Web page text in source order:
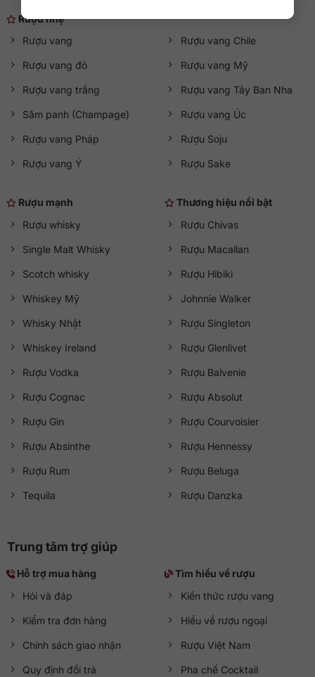
Rượu nhẹ
Rượu vang
Rượu vang đỏ
Rượu vang trắng
Sâm panh (Champage)
Rượu vang Pháp
Rượu vang Ý
Rượu vang Chile
Rượu vang Mỹ
Rượu vang Tây Ban Nha
Rượu vang Úc
Rượu Soju
Rượu Sake
Rượu mạnh
Rượu whisky
Single Malt Whisky
Scotch whisky
Whiskey Mỹ
Whisky Nhật
Whiskey Ireland
Rượu Vodka
Rượu Cognac
Rượu Gin
Rượu Absinthe
Rượu Rum
Tequila
Thương hiệu nổi bật
Rượu Chivas
Rượu Macallan
Rượu Hibiki
Johnnie Walker
Rượu Singleton
Rượu Glenlivet
Rượu Balvenie
Rượu Absolut
Rượu Courvoisier
Rượu Hennessy
Rượu Beluga
Rượu Danzka
Trung tâm trợ giúp
Hỗ trợ mua hàng
Hỏi và đáp
Kiểm tra đơn hàng
Chính sách giao nhận
Quy định đổi trả
Tìm hiểu về rượu
Kiến thức rượu vang
Hiểu về rượu ngoại
Rượu Việt Nam
Pha chế Cocktail